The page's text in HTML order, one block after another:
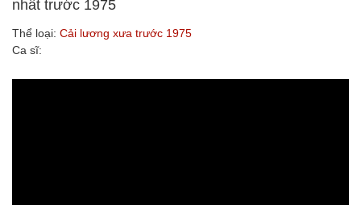
nhất trước 1975
Thể loại: Cải lương xưa trước 1975
Ca sĩ: